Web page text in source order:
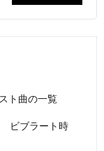
ト曲の一覧
ビブラート時